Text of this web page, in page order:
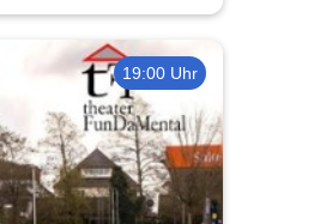
19:00 Uhr